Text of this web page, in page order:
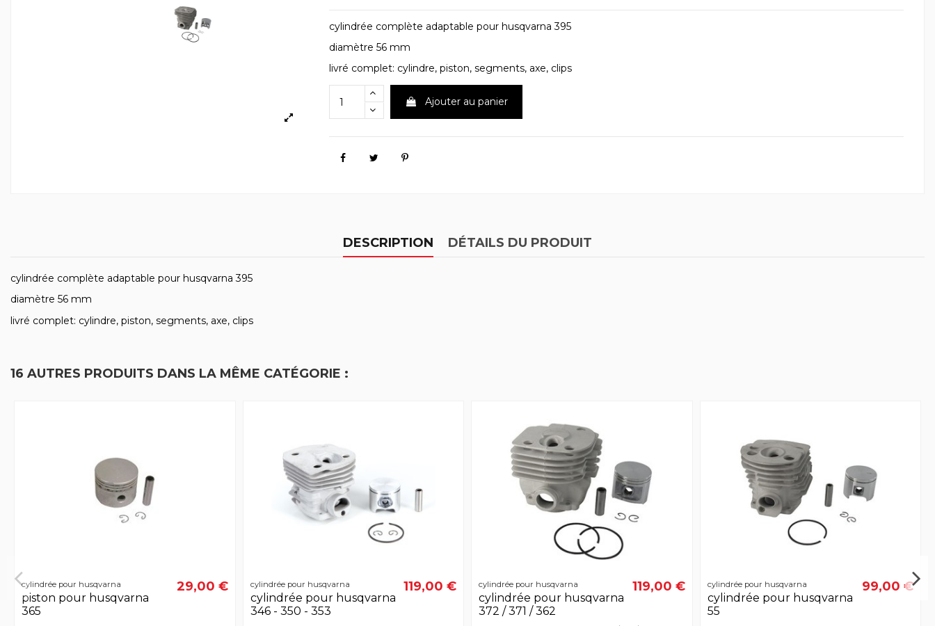
cylindrée complète adaptable pour husqvarna 395
diamètre 56 mm
livré complet: cylindre, piston, segments, axe, clips
Ajouter au panier
DESCRIPTION DÉTAILS DU PRODUIT
cylindrée complète adaptable pour husqvarna 395
diamètre 56 mm
livré complet: cylindre, piston, segments, axe, clips
16 AUTRES PRODUITS DANS LA MÊME CATÉGORIE :
cylindrée pour husqvarna
piston pour husqvarna
365
29,00 € cylindrée pour husqvarna
cylindrée pour husqvarna
346 - 350 - 353
119,00 € cylindrée pour husqvarna
cylindrée pour husqvarna
372 / 371 / 362
119,00 € cylindrée pour husqvarna
cylindrée pour husqvarna
55
99,00 €